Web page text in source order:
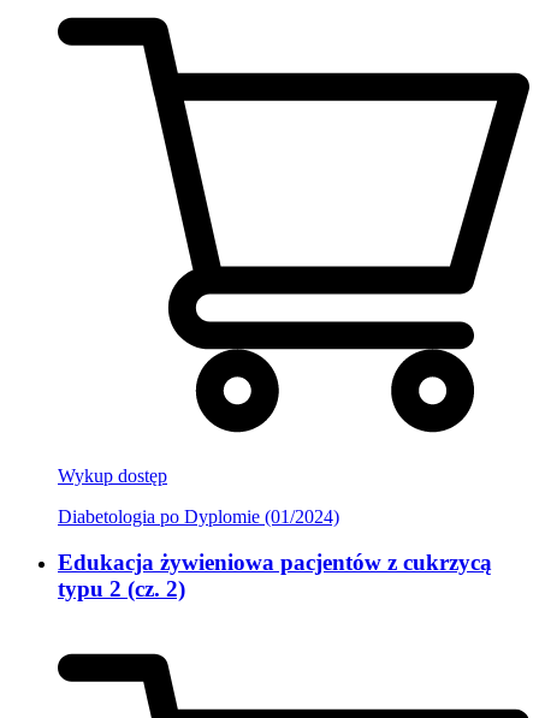
Wykup dostęp
Diabetologia po Dyplomie (01/2024)
Edukacja żywieniowa pacjentów z cukrzycą
typu 2 (cz. 2)